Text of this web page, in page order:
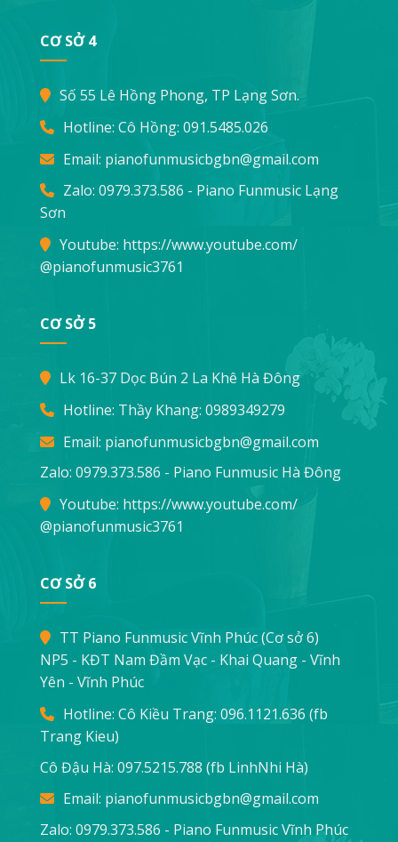
CƠ SỞ 4
Số 55 Lê Hồng Phong, TP Lạng Sơn.
Hotline: Cô Hồng: 091.5485.026
Email: pianofunmusicbgbn@gmail.com
Zalo: 0979.373.586 - Piano Funmusic Lạng
Sơn
Youtube: https://www.youtube.com/
@pianofunmusic3761
CƠ SỞ 5
Lk 16-37 Dọc Bún 2 La Khê Hà Đông
Hotline: Thầy Khang: 0989349279
Email: pianofunmusicbgbn@gmail.com
Zalo: 0979.373.586 - Piano Funmusic Hà Đông
Youtube: https://www.youtube.com/
@pianofunmusic3761
CƠ SỞ 6
TT Piano Funmusic Vĩnh Phúc (Cơ sở 6)
NP5 - KĐT Nam Đầm Vạc - Khai Quang - Vĩnh
Yên - Vĩnh Phúc
Hotline: Cô Kiều Trang: 096.1121.636 (fb
Trang Kieu)
Cô Đậu Hà: 097.5215.788 (fb LinhNhi Hà)
Email: pianofunmusicbgbn@gmail.com
Zalo: 0979.373.586 - Piano Funmusic Vĩnh Phúc